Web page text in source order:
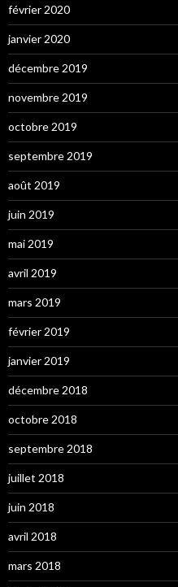
février 2020
janvier 2020
décembre 2019
novembre 2019
octobre 2019
septembre 2019
août 2019
juin 2019
mai 2019
avril 2019
mars 2019
février 2019
janvier 2019
décembre 2018
octobre 2018
septembre 2018
juillet 2018
juin 2018
avril 2018
mars 2018